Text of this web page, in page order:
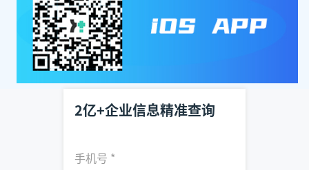
2亿+企业信息精准查询
手机号 *